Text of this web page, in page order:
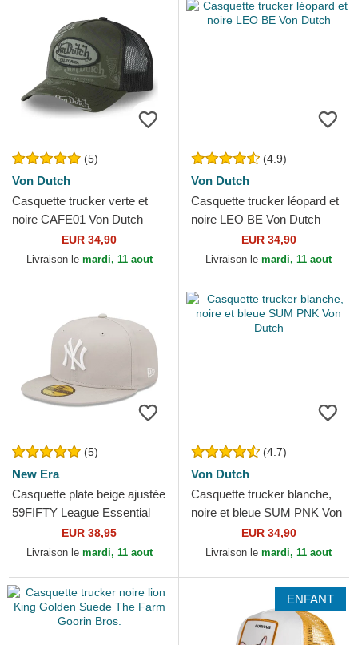
(5)
Von Dutch
Casquette trucker verte et
noire CAFE01 Von Dutch
EUR 34,90
Livraison le mardi, 11 aout
(4.9)
Von Dutch
Casquette trucker léopard et
noire LEO BE Von Dutch
EUR 34,90
Livraison le mardi, 11 aout
(5)
New Era
Casquette plate beige ajustée
59FIFTY League Essential
New York Yankees MLB
New Era
EUR 38,95
Livraison le mardi, 11 aout
(4.7)
Von Dutch
Casquette trucker blanche,
noire et bleue SUM PNK Von
EUR 34,90
Livraison le mardi, 11 aout
ENFANT